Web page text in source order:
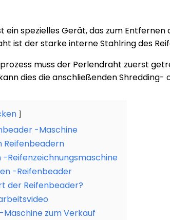
ein spezielles Gerät, das zum
ist der starke interne Stahlring des
muss der Perlendraht zuerst
dies die anschließenden
-Maschine
Reifenbeadern
-Reifenzeichnungsmaschine
-Reifenbeader
der Reifenbeader?
zum Verkauf